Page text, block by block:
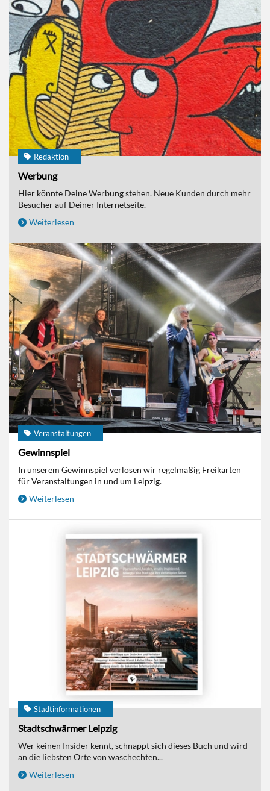
Redaktion
Werbung
Hier könnte Deine Werbung stehen. Neue Kunden durch mehr
Besucher auf Deiner Internetseite.
Weiterlesen
Veranstaltungen
Gewinnspiel
In unserem Gewinnspiel verlosen wir regelmäßig Freikarten
für Veranstaltungen in und um Leipzig.
Weiterlesen
Stadtinformationen
Stadtschwärmer Leipzig
Wer keinen Insider kennt, schnappt sich dieses Buch und wird
an die liebsten Orte von waschechten...
Weiterlesen